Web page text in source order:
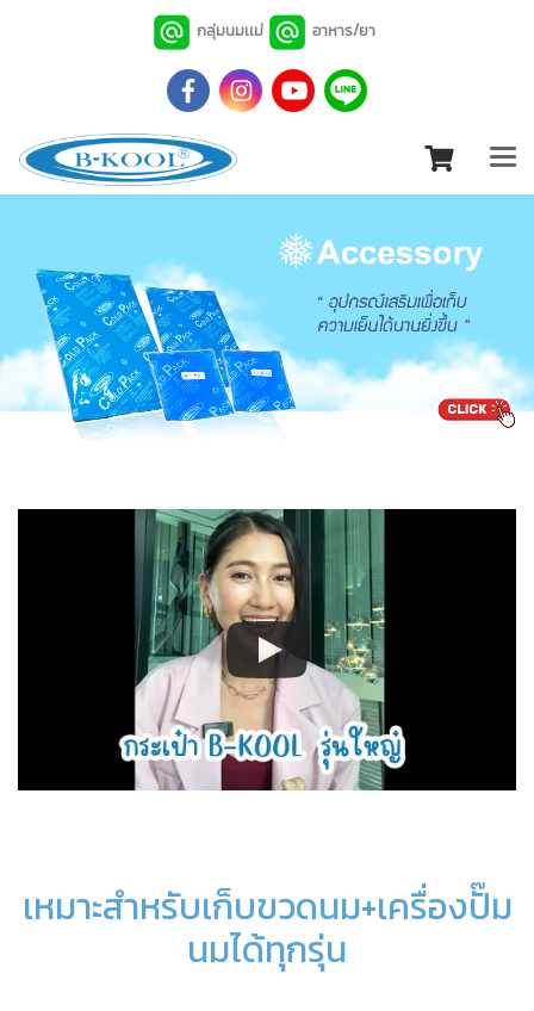
กลุ่มนมเเม่ อาหาร/ยา
เหมาะสำหรับเก็บขวดนม+เครื่องปั๊ม
นมได้ทุกรุ่น